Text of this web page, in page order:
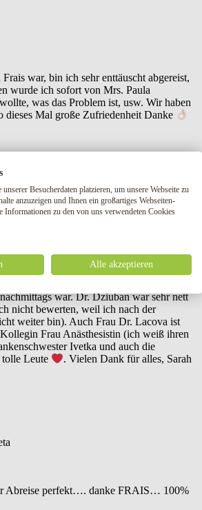
war, bin ich sehr enttäuscht abgereist,
wurde ich sofort von Mrs. Paula
was das Problem ist, usw. Wir haben
dieses Mal große Zufriedenheit Danke
ist wirklich erstaunlich! Ich bin erst
gegangen und kann nicht genug
nicht) bedanken, die sich die ganzen 24
hat. Mir ging es nicht so gut und
war. Dr. Dziuban war sehr nett
nicht bewerten, weil ich nach der
weiter bin). Auch Frau Dr. Lacova ist
Frau Anästhesistin (ich weiß ihren
Ivetka und auch die
Leute
. Vielen Dank für alles, Sarah
Abreise perfekt…. danke FRAIS… 100%
Besucherdaten platzieren, um unsere Webseite zu
anzuzeigen und Ihnen ein großartiges Webseiten-
Informationen zu den von uns verwendeten Cookies
Alle akzeptieren